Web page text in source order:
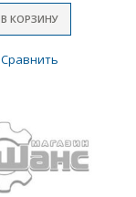
В КОРЗИНУ
Сравнить